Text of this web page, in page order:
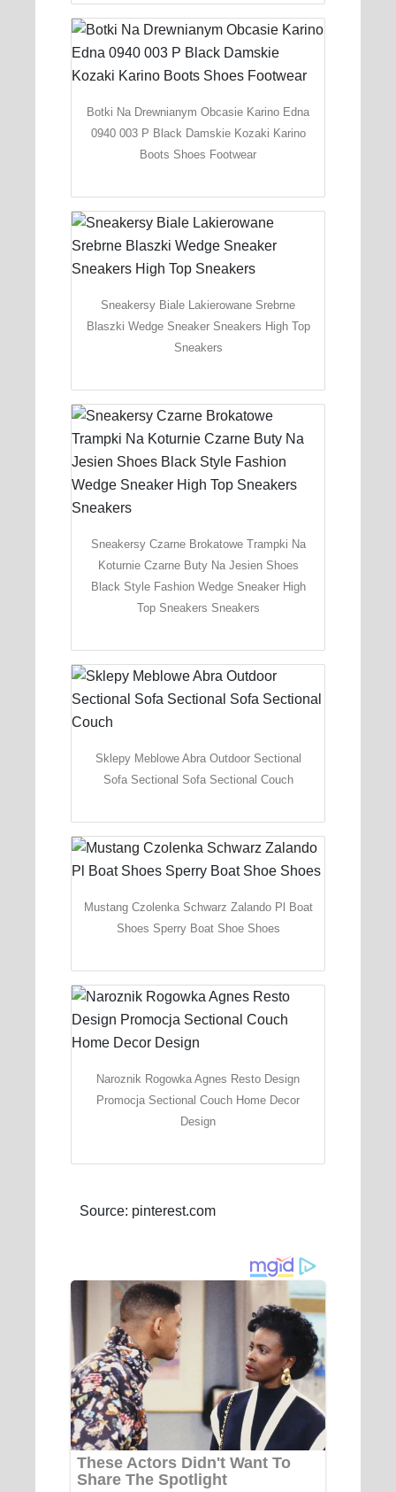
Botki Na Drewnianym Obcasie Karino Edna
0940 003 P Black Damskie Kozaki Karino
Boots Shoes Footwear
Sneakersy Biale Lakierowane Srebrne
Blaszki Wedge Sneaker Sneakers High Top
Sneakers
Sneakersy Czarne Brokatowe Trampki Na
Koturnie Czarne Buty Na Jesien Shoes
Black Style Fashion Wedge Sneaker High
Top Sneakers Sneakers
Sklepy Meblowe Abra Outdoor Sectional
Sofa Sectional Sofa Sectional Couch
Mustang Czolenka Schwarz Zalando Pl Boat
Shoes Sperry Boat Shoe Shoes
Naroznik Rogowka Agnes Resto Design
Promocja Sectional Couch Home Decor
Design
Source: pinterest.com